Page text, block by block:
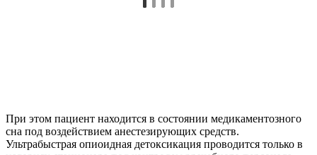
При этом пациент находится в состоянии медикаментозного
сна под воздействием анестезирующих средств.
Ультрабыстрая опиоидная детоксикация проводится только в